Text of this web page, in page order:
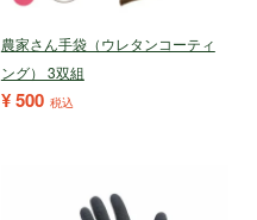
農家さん手袋（ウレタンコーティ
ング） 3双組
¥500 税込